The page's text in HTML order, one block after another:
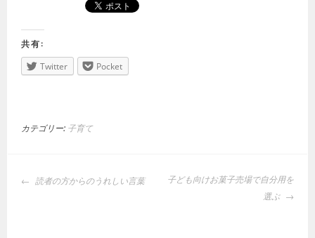
共有:
Twitter
Pocket
カテゴリー: 子育て
投読者の方からのうれしい言葉
子ども向けお菓子売場で自分用を
選ぶ